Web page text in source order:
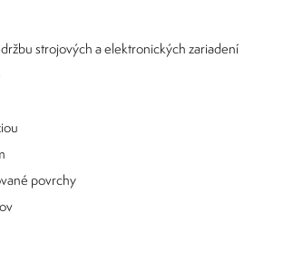
strojových a elektronických zariadení
povrchy